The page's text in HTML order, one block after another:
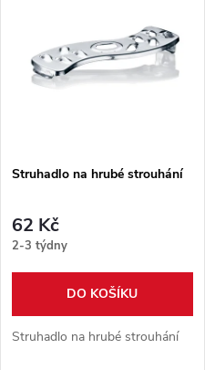
Struhadlo na hrubé strouhání
62 Kč
2-3 týdny
DO KOŠÍKU
Struhadlo na hrubé strouhání